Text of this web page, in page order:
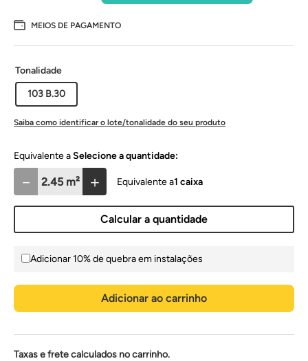
MEIOS DE PAGAMENTO
Tonalidade
103 B.30
Saiba como identificar o lote/tonalidade do seu produto
＋
－
Selecione a quantidade:
1 caixa
Calcular a quantidade
Adicionar 10% de quebra em instalações
Adicionar ao carrinho
Taxas e frete calculados no carrinho.